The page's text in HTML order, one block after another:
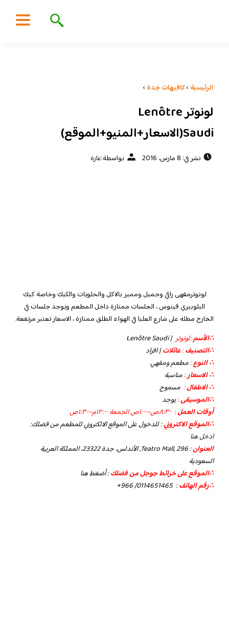
الرئيسية ›كافيهات جدة ›
لونوتر Lenôtre
Saudi(الاسعار+المنيو+الموقع)
نشر في: 8 مارس، 2016 بواسطة:غارة
لونوترمقهى راقي وجميل ومميز بالاكل والحلويات والكيك وخاصة كيك
البلوبيري فينوس ، الجلسات ممتازة داخل المطعم ويوجد جلسات في
الخارج مطله على شارع العليا في الهواء الطلق ممتازة ، الاسعار تعتبر مرتفعة.
∴الأسم:لونوتر| Lenôtre Saudi
∴التصنيف:عائلات| افراد
∴ النوع:مطعم ومقهي
∴ الاسعار:مناسبة
∴ الاطفال: مسموح
∴الموسيقى:يوجد
أوقات العمل: ٨:٣٠ص–١:٠٠ص الجمعة ١٢:٠٠م–١:٣٠ص
∴الموقع الاكتروني: للدخول على الموقع الالكتروني للمطعم من فضلك:
ادخل هنا
العنوان
: Teatro Mall, 296, الأندلس، جدة 23322، المملكة العربية
السعودية
∴الموقع على خرائط جوجل من فضلك:أضغط هنا
∴رقم الهاتف:
+966 /0114651465